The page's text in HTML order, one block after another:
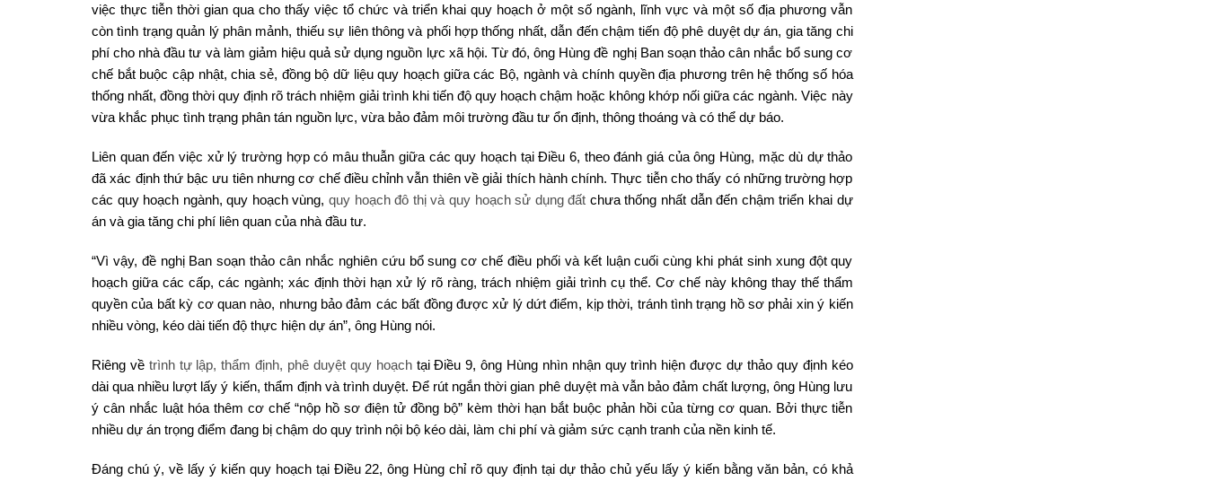
việc thực tiễn thời gian qua cho thấy việc tổ chức và triển khai quy hoạch ở một số ngành, lĩnh vực và một số địa phương vẫn
còn tình trạng quản lý phân mảnh, thiếu sự liên thông và phối hợp thống nhất, dẫn đến chậm tiến độ phê duyệt dự án, gia tăng chi
phí cho nhà đầu tư và làm giảm hiệu quả sử dụng nguồn lực xã hội. Từ đó, ông Hùng đề nghị Ban soạn thảo cân nhắc bổ sung cơ
chế bắt buộc cập nhật, chia sẻ, đồng bộ dữ liệu quy hoạch giữa các Bộ, ngành và chính quyền địa phương trên hệ thống số hóa
thống nhất, đồng thời quy định rõ trách nhiệm giải trình khi tiến độ quy hoạch chậm hoặc không khớp nối giữa các ngành. Việc này
vừa khắc phục tình trạng phân tán nguồn lực, vừa bảo đảm môi trường đầu tư ổn định, thông thoáng và có thể dự báo.
Liên quan đến việc xử lý trường hợp có mâu thuẫn giữa các quy hoạch tại Điều 6, theo đánh giá của ông Hùng, mặc dù dự thảo
đã xác định thứ bậc ưu tiên nhưng cơ chế điều chỉnh vẫn thiên về giải thích hành chính. Thực tiễn cho thấy có những trường hợp
các quy hoạch ngành, quy hoạch vùng,quy hoạch đô thị và quy hoạch sử dụng đất chưa thống nhất dẫn đến chậm triển khai dự
án và gia tăng chi phí liên quan của nhà đầu tư.
“Vì vậy, đề nghị Ban soạn thảo cân nhắc nghiên cứu bổ sung cơ chế điều phối và kết luận cuối cùng khi phát sinh xung đột quy
hoạch giữa các cấp, các ngành; xác định thời hạn xử lý rõ ràng, trách nhiệm giải trình cụ thể. Cơ chế này không thay thế thẩm
quyền của bất kỳ cơ quan nào, nhưng bảo đảm các bất đồng được xử lý dứt điểm, kịp thời, tránh tình trạng hồ sơ phải xin ý kiến
nhiều vòng, kéo dài tiến độ thực hiện dự án”, ông Hùng nói.
Riêng về trình tự lập, thẩm định, phê duyệt quy hoạchtại Điều 9, ông Hùng nhìn nhận quy trình hiện được dự thảo quy định kéo
dài qua nhiều lượt lấy ý kiến, thẩm định và trình duyệt. Để rút ngắn thời gian phê duyệt mà vẫn bảo đảm chất lượng, ông Hùng lưu
ý cân nhắc luật hóa thêm cơ chế “nộp hồ sơ điện tử đồng bộ” kèm thời hạn bắt buộc phản hồi của từng cơ quan. Bởi thực tiễn
nhiều dự án trọng điểm đang bị chậm do quy trình nội bộ kéo dài, làm chi phí và giảm sức cạnh tranh của nền kinh tế.
Đáng chú ý, về lấy ý kiến quy hoạch tại Điều 22, ông Hùng chỉ rõ quy định tại dự thảo chủ yếu lấy ý kiến bằng văn bản, có khả